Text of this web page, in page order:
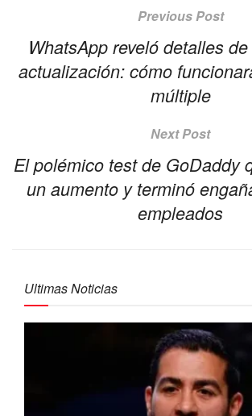
Previous Post
WhatsApp reveló detalles
actualización: cómo
múltiple
Next Post
El polémico test de GoDaddy
un aumento y terminó
empleados
Ultimas Noticias